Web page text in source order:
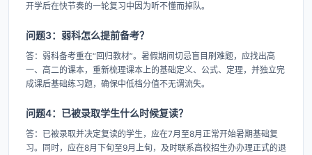
开学后在快节奏的一轮复习中因为听不懂而掉队。
问题3：弱科怎么提前备考？
答：弱科备考重在“回归教材”。暑假期间切忌盲目刷难题，应找出高
一、高二的课本，重新梳理课本上的基础定义、公式、定理，并独立完
成课后基础练习题，确保中低档分值不无谓流失。
问题4：已被录取学生什么时候复读？
答：已被录取并决定复读的学生，应在7月至8月正常开始暑期基础复
习。同时，应在8月下旬至9月上旬，及时联系高校招生办办理正式的退